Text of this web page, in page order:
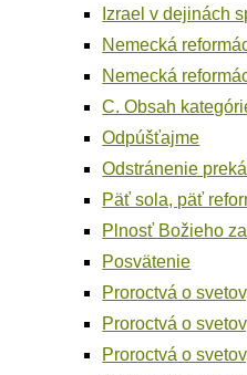
Izra­el v deji­nách
Nemec­ká
Nemec­ká
C. Obsah
Odpúš­ťaj­me
Odstrá­ne­nie
Päť sola, päť
Plnosť Božie­ho
Posvä­te­nie
Pro­roc­tvá o
Pro­roc­tvá o
Pro­roc­tvá o